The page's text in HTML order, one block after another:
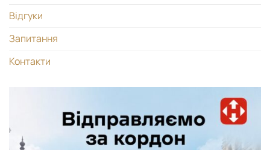
Відгуки
Запитання
Контакти